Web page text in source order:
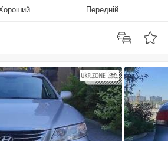
Передній